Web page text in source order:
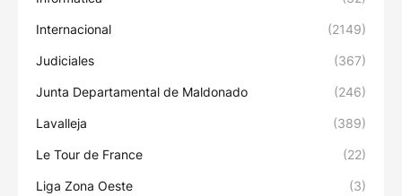
Internacional (2149)
Judiciales (367)
Junta Departamental de Maldonado (246)
Lavalleja (389)
Le Tour de France (22)
Liga Zona Oeste (3)